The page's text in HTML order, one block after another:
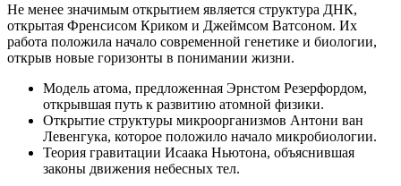
Не менее значимым открытием является структура ДНК,
открытая Френсисом Криком и Джеймсом Ватсоном. Их
работа положила начало современной генетике и биологии,
открыв новые горизонты в понимании жизни.
Модель атома, предложенная Эрнстом Резерфордом,
открывшая путь к развитию атомной физики.
Открытие структуры микроорганизмов Антони ван
Левенгука, которое положило начало микробиологии.
Теория гравитации Исаака Ньютона, объяснившая
законы движения небесных тел.